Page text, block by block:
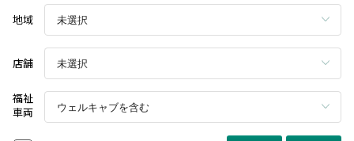
地域
店舗
福祉
車両